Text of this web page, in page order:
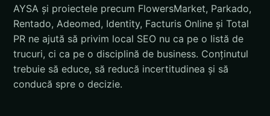
AYSA și proiectele precum FlowersMarket, Parkado,
Rentado, Adeomed, Identity, Facturis Online și Total
PR ne ajută să privim local SEO nu ca pe o listă de
trucuri, ci ca pe o disciplină de business. Conținutul
trebuie să educe, să reducă incertitudinea și să
conducă spre o decizie.